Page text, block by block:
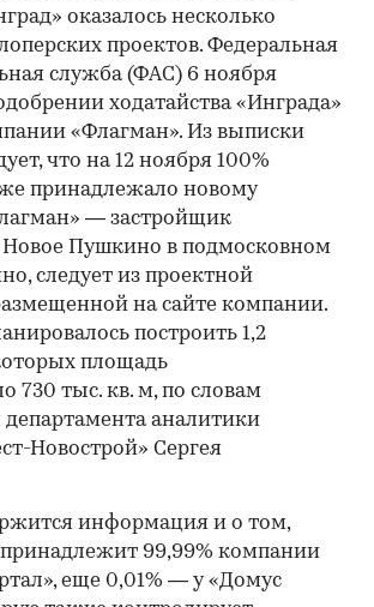
оказалось несколько
проектов. Федеральная
служба (ФАС) 6 ноября
ходатайства «Инграда»
«Флагман». Из выписки
что на 12 ноября 100%
принадлежало новому
— застройщик
Пушкино в подмосковном
следует из проектной
на сайте компании.
построить 1,2
площадь
730 тыс. кв. м, по словам
департамента аналитики
Новострой» Сергея
информация и о том,
99,99% компании
еще 0,01% — у «Домус